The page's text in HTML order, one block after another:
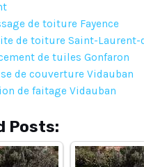
de toiture Fayence
de toiture Saint-Laurent-
de tuiles Gonfaron
de couverture Vidauban
de faitage Vidauban
Posts: